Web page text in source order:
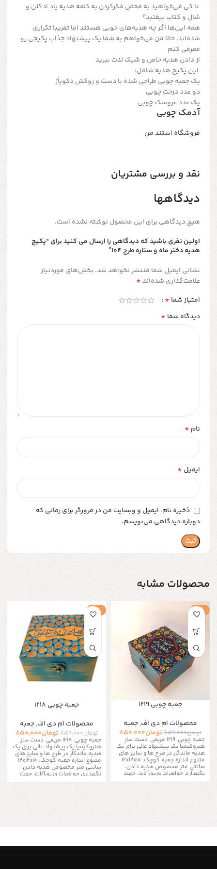
تا کی می‌خواهید به محض فکر‌کردن به کلمه هدیه یاد ادکلن و
شال و کتاب بیفتید؟
همه این‌ها اگر چه هدیه‌های خوبی هستند اما تقریبا تکراری
شده‌اند. حالا من می‌خواهم به شما یک پیشنهاد جذاب پکیجی رو
معرفی کنم
از دادن هدیه خاص و شیک لذت ببرید
این پکیج هدیه شامل:
یک جعیه چوبی طراحی شده با دست و روکش دکوپاٰژ
دو عدد درخت چوبی
یک عدد عروسک چوبی
آدمک چوبی
فروشگاه استند من
نقد و بررسی مشتریان
دیدگاهها
هیچ دیدگاهی برای این محصول نوشته نشده است.
اولین نفری باشید که دیدگاهی را ارسال می کنید برای “پکیج
هدیه دختر ماه و ستاره طرح 104”
نشانی ایمیل شما منتشر نخواهد شد. بخش‌های موردنیاز
علامت‌گذاری شده‌اند*
امتیاز شما *
دیدگاه شما *
نام *
ایمیل *
ذخیره نام، ایمیل و وبسایت من در مرورگر برای زمانی که
دوباره دیدگاهی می‌نویسم.
محصولات مشابه
-1%
جعبه چوبی ۱۲۱۹
محصولات ام دی اف,جعبه
تومان859,000تومان850,000
جعبه چوبی 1219 مربعی دست ساز
هنروکیمیا یک پیشنهاد عالی برای یک
هدیه ماندگار در طرح ها و سایز های
متنوع اندازه جعبه کوچک: 12x12x10
سانتی متر مخصوص هدیه دادن،
نگهداری جواهرات وزیورآلات، جهت
پذیرایی دمنوش و شکلات و... این
جعبه ها برخلاف هاردباکس های رایج
بسیار مقاوم تر و شکیل تر می باشد
طراحی و محصول اختصاصی هنر و
کیمیا ده ها طرح و رنگ و نقش و
سبک مختلف اسلیمی، خطاطی، مدرن،
پتینه، فانتزی، کارتونی و... ابعاد ۱۲ در
۱۲ سانت ارتفاع 10 سانت مناسب برای
و رنگ به دلخواه شما کیفیت ساخت
-1%
جعبه چوبی ۱۲۱۸
محصولات ام دی اف,جعبه
تومان859,000تومان850,000
جعبه چوبی 1218 مربعی دست ساز
هنروکیمیا یک پیشنهاد عالی برای یک
هدیه ماندگار در طرح ها و سایز های
متنوع اندازه جعبه کوچک: 12x12x10
سانتی متر مخصوص هدیه دادن،
نگهداری جواهرات وزیورآلات، جهت
پذیرایی دمنوش و شکلات و... این
جعبه ها برخلاف هاردباکس های رایج
بسیار مقاوم تر و شکیل تر می باشد
طراحی و محصول اختصاصی هنر و
کیمیا ده ها طرح و رنگ و نقش و
سبک مختلف اسلیمی، خطاطی، مدرن،
۱۲ سانت ارتفاع 10 سانت مناسب برای
و رنگ به دلخواه شما کیفیت ساخت